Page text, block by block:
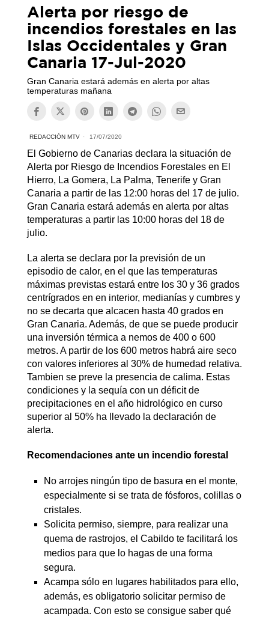
Alerta por riesgo de
incendios forestales en las
Islas Occidentales y Gran
Canaria 17-Jul-2020
Gran Canaria estará además en alerta por altas
temperaturas mañana
REDACCIÓN MTV 17/07/2020
El Gobierno de Canarias declara la situación de
Alerta por Riesgo de Incendios Forestales en El
Hierro, La Gomera, La Palma, Tenerife y Gran
Canaria a partir de las 12:00 horas del 17 de julio.
Gran Canaria estará además en alerta por altas
temperaturas a partir las 10:00 horas del 18 de
julio.
La alerta se declara por la previsión de un
episodio de calor, en el que las temperaturas
máximas previstas estará entre los 30 y 36 grados
centrígrados en en interior, medianías y cumbres y
no se decarta que alcacen hasta 40 grados en
Gran Canaria. Además, de que se puede producir
una inversión térmica a nemos de 400 o 600
metros. A partir de los 600 metros habrá aire seco
con valores inferiores al 30% de humedad relativa.
Tambien se preve la presencia de calima. Estas
condiciones y la sequía con un déficit de
precipitaciones en el año hidrológico en curso
superior al 50% ha llevado la declaración de
alerta.
Recomendaciones ante un incendio forestal
No arrojes ningún tipo de basura en el monte,
especialmente si se trata de fósforos, colillas o
cristales.
Solicita permiso, siempre, para realizar una
quema de rastrojos, el Cabildo te facilitará los
medios para que lo hagas de una forma
segura.
Acampa sólo en lugares habilitados para ello,
además, es obligatorio solicitar permiso de
acampada. Con esto se consigue saber qué